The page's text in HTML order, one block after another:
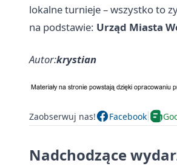
lokalne turnieje – wszystko to
na podstawie: Urząd Miasta
Autor:krystian
Zaobserwuj nas! Facebook
Nadchodzące